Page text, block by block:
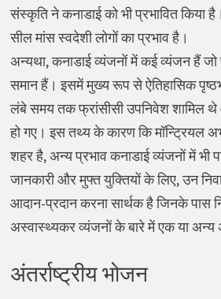
संस्कृति ने कनाडाई को भी प्रभावित किया
सील मांस स्वदेशी लोगों का प्रभाव है।
अन्यथा, कनाडाई व्यंजनों में कई व्यंजन हैं जो
समान हैं। इसमें मुख्य रूप से ऐतिहासिक
लंबे समय तक फ्रांसीसी उपनिवेश शामिल
हो गए। इस तथ्य के कारण कि मॉन्ट्रियल
शहर है, अन्य प्रभाव कनाडाई व्यंजनों में भी
जानकारी और मुफ्त युक्तियों के लिए, उन
आदान-प्रदान करना सार्थक है जिनके
अस्वास्थ्यकर व्यंजनों के बारे में एक या
अंतर्राष्ट्रीय भोजन